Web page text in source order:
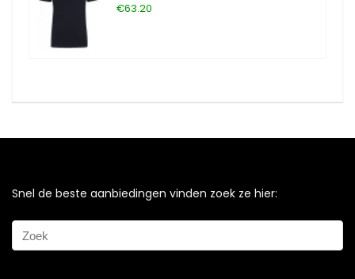
€63.20
Snel de beste aanbiedingen vinden zoek ze hier: